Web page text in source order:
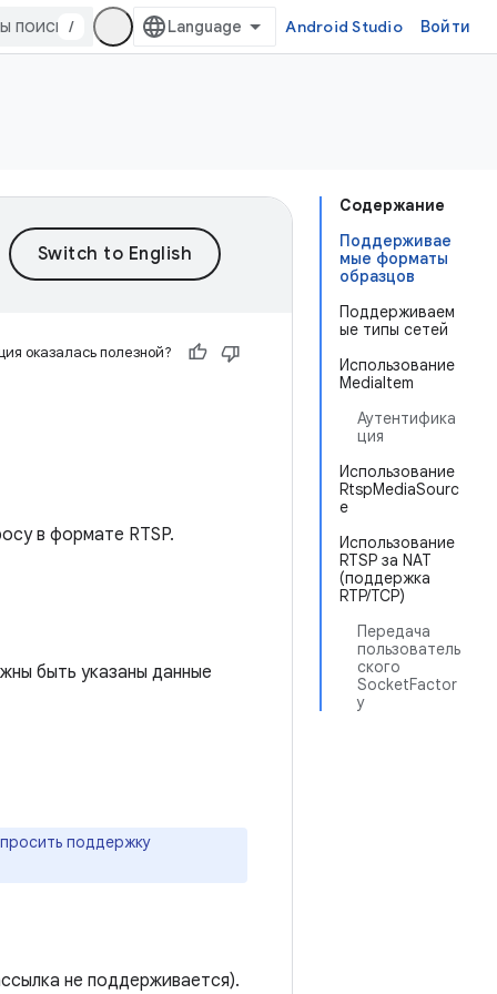
/ Android Studio Войти
Содержание
Поддерживае
мые форматы
образцов
Поддерживаем
ые типы сетей
Использование
MediaItem
Аутентифика
ция
Использование
RtspMediaSourc
e
Использование
RTSP за NAT
(поддержка
RTP/TCP)
Передача
пользователь
ского
SocketFactor
y
оказалась полезной?
в формате RTSP.
быть указаны данные
поддержку
не поддерживается).